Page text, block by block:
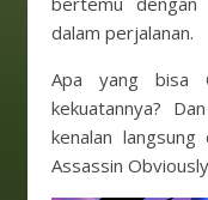
dalam perjalanan.
Apa yang bisa
kekuatannya?
kenalan
Assassin